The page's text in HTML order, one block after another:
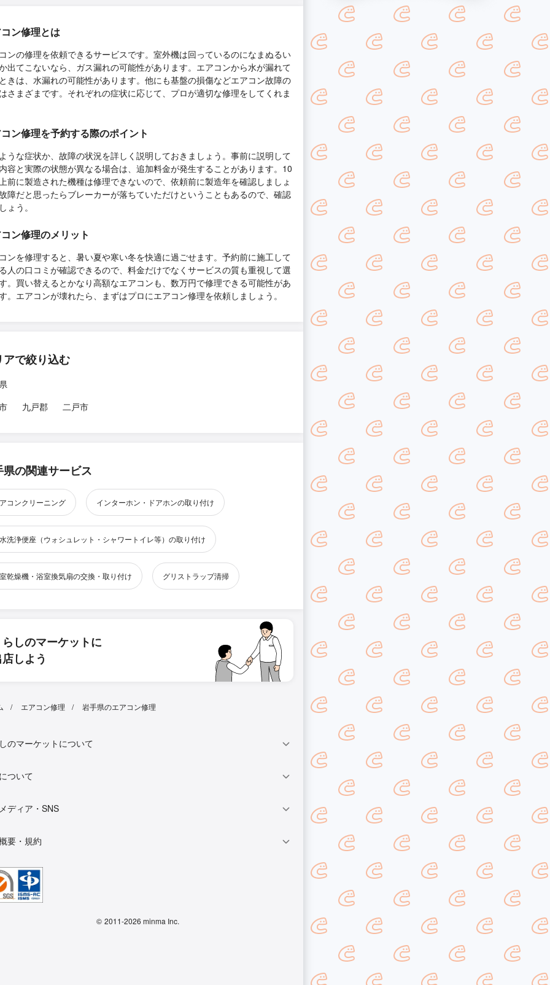
ン修理とは
ンの修理を依頼できるサービスです。室外機は回っているのになまぬるい
出てこないなら、ガス漏れの可能性があります。エアコンから水が漏れて
きは、水漏れの可能性があります。他にも基盤の損傷などエアコン故障の
さまざまです。それぞれの症状に応じて、プロが適切な修理をしてくれま
ン修理を予約する際のポイント
うな症状か、故障の状況を詳しく説明しておきましょう。事前に説明して
容と実際の状態が異なる場合は、追加料金が発生することがあります。10
前に製造された機種は修理できないので、依頼前に製造年を確認しましょ
障だと思ったらブレーカーが落ちていただけということもあるので、確認
ょう。
ン修理のメリット
ンを修理すると、暑い夏や寒い冬を快適に過ごせます。予約前に施工して
人の口コミが確認できるので、料金だけでなくサービスの質も重視して選
。買い替えるとかなり高額なエアコンも、数万円で修理できる可能性があ
。エアコンが壊れたら、まずはプロにエアコン修理を依頼しましょう。
アで絞り込む
九戸郡 二戸市
県の関連サービス
コンクリーニング インターホン・ドアホンの取り付け
洗浄便座（ウォシュレット・シャワートイレ等）の取り付け
乾燥機・浴室換気扇の交換・取り付け グリストラップ清掃
しのマーケットに
しよう
エアコン修理 岩手県のエアコン修理
のマーケットについて
ついて
ディア・SNS
要・規約
© 2011-2026 minma Inc.